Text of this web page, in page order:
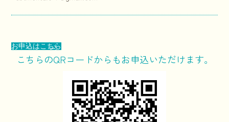
お申込はこちら
こちらのQRコードからもお申込いただけます。